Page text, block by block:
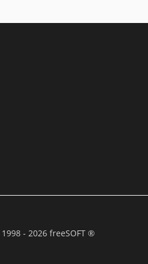
- 2026 freeSOFT ®